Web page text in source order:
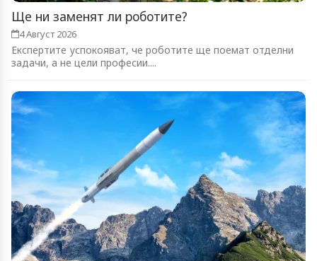
Ще ни заменят ли роботите?
4 Август 2026
Експертите успокояват, че роботите ще поемат отделни
задачи, а не цели професии....